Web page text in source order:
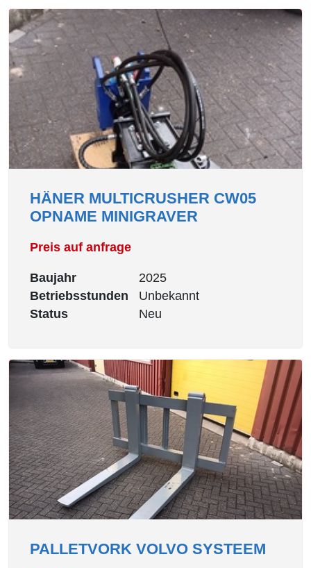
HÄNER MULTICRUSHER CW05
OPNAME MINIGRAVER
Preis auf anfrage
Baujahr
2025
Betriebsstunden
Unbekannt
Status
Neu
PALLETVORK VOLVO SYSTEEM